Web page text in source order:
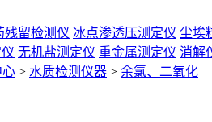
残留检测仪 冰点渗透压测定仪 尘埃
无机盐测定仪 重金属测定仪 消解
心 > 水质检测仪器 > 余氯、二氧化